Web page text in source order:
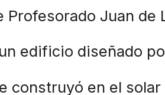
Profesorado Juan
edificio diseñado
construyó en el